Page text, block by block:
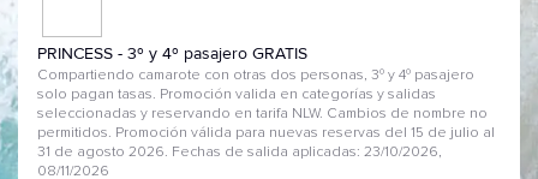
PRINCESS - 3º y 4º pasajero GRATIS
Compartiendo camarote con otras dos personas, 3º y 4º pasajero
solo pagan tasas. Promoción valida en categorías y salidas
seleccionadas y reservando en tarifa NLW. Cambios de nombre no
permitidos. Promoción válida para nuevas reservas del 15 de julio al
31 de agosto 2026. Fechas de salida aplicadas: 23/10/2026,
08/11/2026